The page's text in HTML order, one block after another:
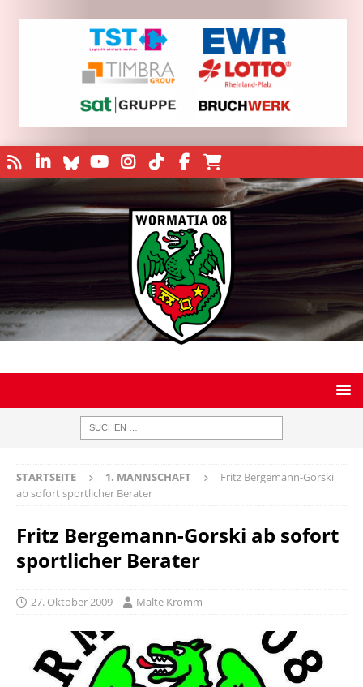
STARTSEITE 1. MANNSCHAFT
Fritz Bergemann-Gorski
ab sofort sportlicher Berater
Fritz Bergemann-Gorski ab sofort
sportlicher Berater
27. Oktober 2009 Malte Kromm